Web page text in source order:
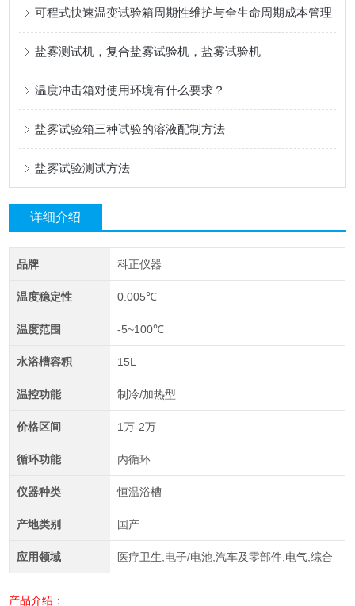
可程式快速温变试验箱周期性维护与全生命周期成本管理
盐雾测试机，复合盐雾试验机，盐雾试验机
温度冲击箱对使用环境有什么要求？
盐雾试验箱三种试验的溶液配制方法
盐雾试验测试方法
详细介绍
品牌 科正仪器
温度稳定性 0.005℃
温度范围 -5~100℃
水浴槽容积 15L
温控功能 制冷/加热型
价格区间 1万-2万
循环功能 内循环
仪器种类 恒温浴槽
产地类别 国产
应用领域 医疗卫生,电子/电池,汽车及零部件,电气,综合
产品介绍：